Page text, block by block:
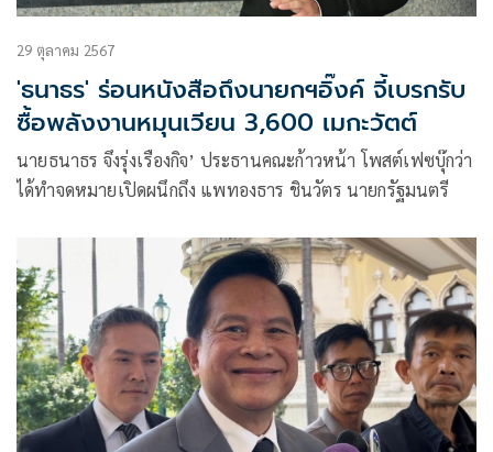
29 ตุลาคม 2567
'ธนาธร' ร่อนหนังสือถึงนายกฯอิ๊งค์ จี้เบรกรับ
ซื้อพลังงานหมุนเวียน 3,600 เมกะวัตต์
นายธนาธร จึงรุ่งเรืองกิจ’ ประธานคณะก้าวหน้า โพสต์เฟซบุ๊กว่า
ได้ทำจดหมายเปิดผนึกถึง แพทองธาร ชินวัตร นายกรัฐมนตรี